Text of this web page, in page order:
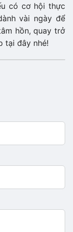
có cơ hội thực
vài ngày để
hồn, quay trở
tại đây nhé!